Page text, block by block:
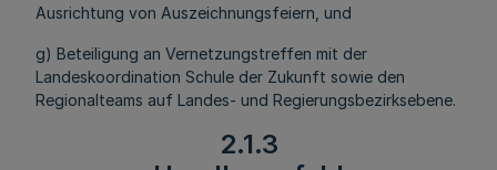
Ausrichtung von Auszeichnungsfeiern, und
g) Beteiligung an Vernetzungstreffen mit der
Landeskoordination Schule der Zukunft sowie den
Regionalteams auf Landes- und Regierungsbezirksebene.
2.1.3